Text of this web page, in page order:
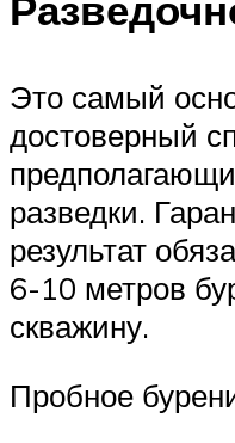
Это самый
достоверный
разведки.
результат
6-10 метров
скважину.
Пробное